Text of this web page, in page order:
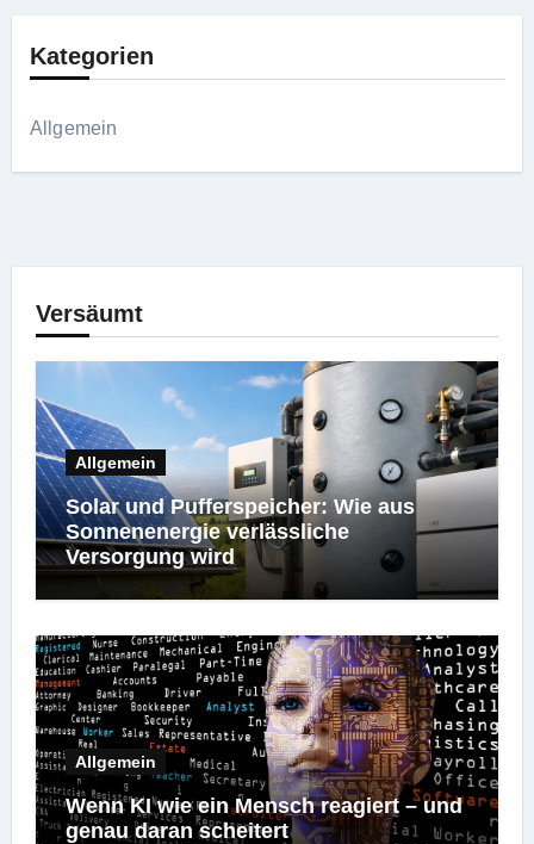
Kategorien
Allgemein
Versäumt
Allgemein
Solar und Pufferspeicher: Wie aus
Sonnenenergie verlässliche
Versorgung wird
Allgemein
Wenn KI wie ein Mensch reagiert – und
genau daran scheitert